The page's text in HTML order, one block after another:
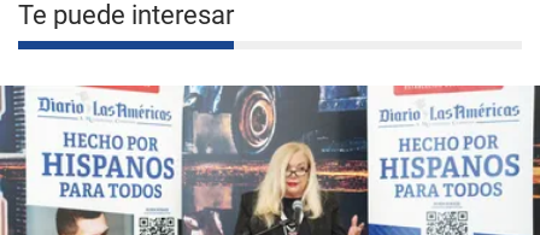
Te puede interesar